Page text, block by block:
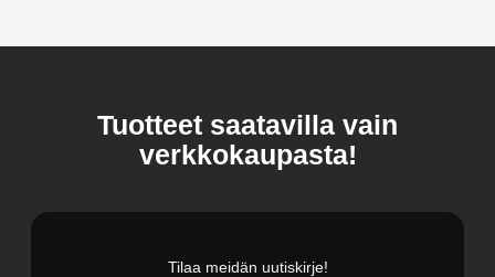
Tuotteet saatavilla vain
verkkokaupasta!
Tilaa meidän uutiskirje!